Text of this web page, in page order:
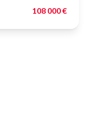
108 000 €